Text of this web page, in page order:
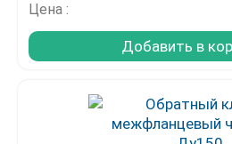
Цена :
Добавить в